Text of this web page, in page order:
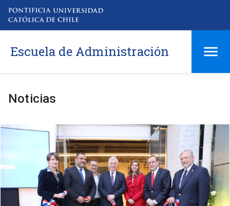
Escuela de Administración
Noticias